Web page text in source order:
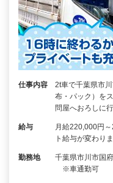
仕事内容
2t車で千葉県市
布・パック）を
問屋へおろしに
給与
月給220,000円
ト給与が変わり
勤務地
千葉県市川市国
※車通勤可